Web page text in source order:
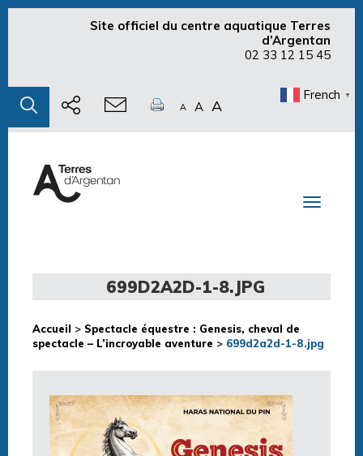
Site officiel du centre aquatique Terres
d’Argentan
02 33 12 15 45
A A A
French ▼
Toggle
699D2A2D-1-8.JPG
Accueil > Spectacle équestre : Genesis, cheval de
spectacle – L’incroyable aventure > 699d2a2d-1-8.jpg